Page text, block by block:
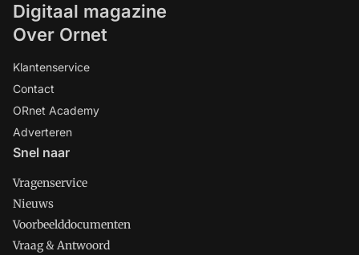
Digitaal magazine
Over Ornet
Klantenservice
Contact
ORnet Academy
Adverteren
Snel naar
Vragenservice
Nieuws
Voorbeelddocumenten
Vraag & Antwoord